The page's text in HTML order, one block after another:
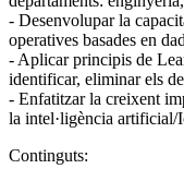
- Desenvolupar la
operatives basades en
- Aplicar principis de
identificar, eliminar els
- Enfatitzar la creixent
la intel·ligència artificial/
Continguts: